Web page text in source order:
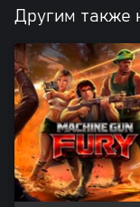
Другим также